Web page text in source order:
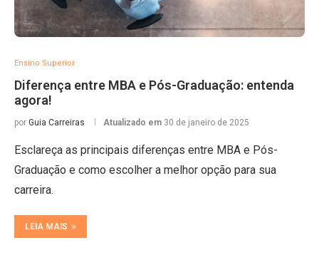
Ensino Superior
Diferença entre MBA e Pós-Graduação: entenda
agora!
por Guia Carreiras Atualizado em 30 de janeiro de 2025
Esclareça as principais diferenças entre MBA e Pós-
Graduação e como escolher a melhor opção para sua
carreira.
LEIA MAIS